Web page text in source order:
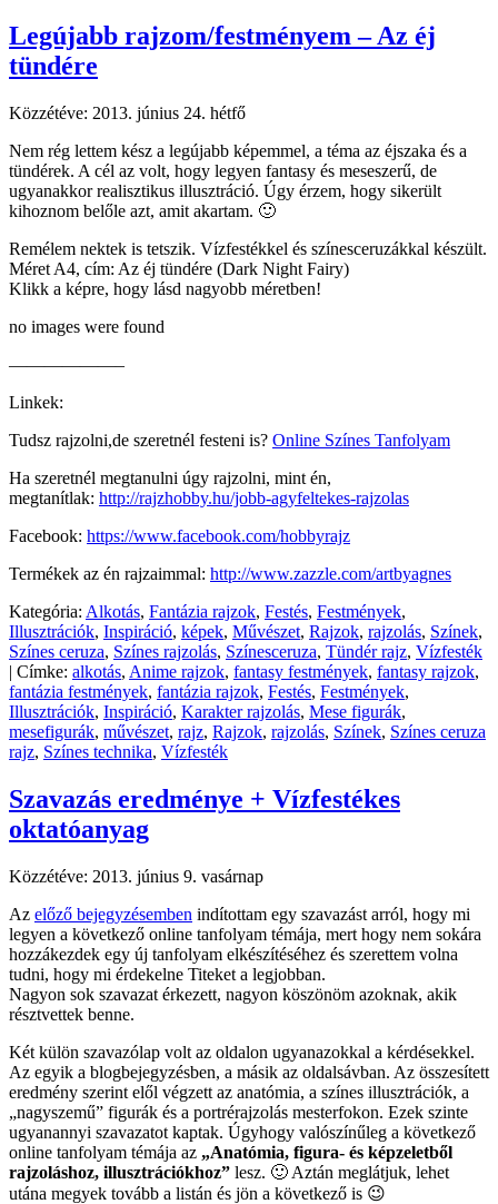
Legújabb rajzom/festményem – Az éj
tündére
Közzétéve: 2013. június 24. hétfő
Nem rég lettem kész a legújabb képemmel, a téma az éjszaka és a
tündérek. A cél az volt, hogy legyen fantasy és meseszerű, de
ugyanakkor realisztikus illusztráció. Úgy érzem, hogy sikerült
kihoznom belőle azt, amit akartam. 🙂
Remélem nektek is tetszik. Vízfestékkel és színesceruzákkal készült.
Méret A4, cím: Az éj tündére (Dark Night Fairy)
Klikk a képre, hogy lásd nagyobb méretben!
no images were found
——————–
Linkek:
Tudsz rajzolni,de szeretnél festeni is? Online Színes Tanfolyam
Ha szeretnél megtanulni úgy rajzolni, mint én,
megtanítlak: http://rajzhobby.hu/jobb-agyfeltekes-rajzolas
Facebook: https://www.facebook.com/hobbyrajz
Termékek az én rajzaimmal: http://www.zazzle.com/artbyagnes
Kategória: Alkotás, Fantázia rajzok, Festés, Festmények,
Illusztrációk, Inspiráció, képek, Művészet, Rajzok, rajzolás, Színek,
Színes ceruza, Színes rajzolás, Színesceruza, Tündér rajz, Vízfesték
| Címke: alkotás, Anime rajzok, fantasy festmények, fantasy rajzok,
fantázia festmények, fantázia rajzok, Festés, Festmények,
Illusztrációk, Inspiráció, Karakter rajzolás, Mese figurák,
mesefigurák, művészet, rajz, Rajzok, rajzolás, Színek, Színes ceruza
rajz, Színes technika, Vízfesték
Szavazás eredménye + Vízfestékes
oktatóanyag
Közzétéve: 2013. június 9. vasárnap
Az előző bejegyzésemben indítottam egy szavazást arról, hogy mi
legyen a következő online tanfolyam témája, mert hogy nem sokára
hozzákezdek egy új tanfolyam elkészítéséhez és szerettem volna
tudni, hogy mi érdekelne Titeket a legjobban.
Nagyon sok szavazat érkezett, nagyon köszönöm azoknak, akik
résztvettek benne.
Két külön szavazólap volt az oldalon ugyanazokkal a kérdésekkel.
Az egyik a blogbejegyzésben, a másik az oldalsávban. Az összesített
eredmény szerint elől végzett az anatómia, a színes illusztrációk, a
„nagyszemű” figurák és a portrérajzolás mesterfokon. Ezek szinte
ugyanannyi szavazatot kaptak. Úgyhogy valószínűleg a következő
online tanfolyam témája az „Anatómia, figura- és képzeletből
rajzoláshoz, illusztrációkhoz” lesz. 🙂 Aztán meglátjuk, lehet
utána megyek tovább a listán és jön a következő is 😉